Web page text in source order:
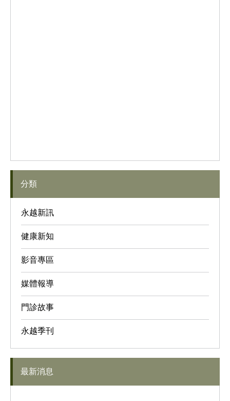
分類
永越新訊
健康新知
影音專區
媒體報導
門診故事
永越季刊
最新消息